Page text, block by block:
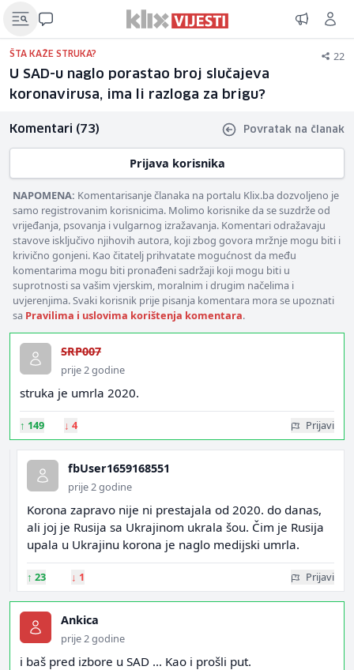
ŠTA KAŽE STRUKA? 22
U SAD-u naglo porastao broj slučajeva
koronavirusa, ima li razloga za brigu?
Komentari (73) Povratak na članak
Prijava korisnika
NAPOMENA: Komentarisanje članaka na portalu Klix.ba dozvoljeno je
samo registrovanim korisnicima. Molimo korisnike da se suzdrže od
vrijeđanja, psovanja i vulgarnog izražavanja. Komentari odražavaju
stavove isključivo njihovih autora, koji zbog govora mržnje mogu biti i
krivično gonjeni. Kao čitatelj prihvatate mogućnost da među
komentarima mogu biti pronađeni sadržaji koji mogu biti u
suprotnosti sa vašim vjerskim, moralnim i drugim načelima i
uvjerenjima. Svaki korisnik prije pisanja komentara mora se upoznati
sa Pravilima i uslovima korištenja komentara.
SRP007
prije 2 godine
struka je umrla 2020.
↑ 149 ↓ 4 Prijavi
fbUser1659168551
prije 2 godine
Korona zapravo nije ni prestajala od 2020. do danas,
ali joj je Rusija sa Ukrajinom ukrala šou. Čim je Rusija
upala u Ukrajinu korona je naglo medijski umrla.
↑ 23 ↓ 1 Prijavi
Ankica
prije 2 godine
i baš pred izbore u SAD ... Kao i prošli put.